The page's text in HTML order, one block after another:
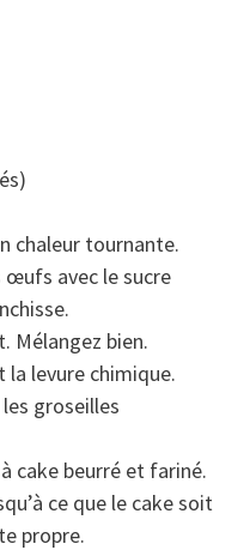
chaleur tournante.
œufs avec le sucre
Mélangez bien.
la levure chimique.
groseilles
cake beurré et fariné.
ce que le cake soit
propre.